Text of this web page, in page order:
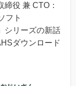
役 兼 CTO：
フト
シリーズの新話
ダウンロード